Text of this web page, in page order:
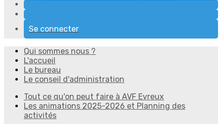
Se connecter
Qui sommes nous ?
L'accueil
Le bureau
Le conseil d'administration
Tout ce qu'on peut faire à AVF Evreux
Les animations 2025-2026 et Planning des
activités